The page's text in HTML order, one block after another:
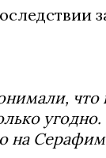
что
на